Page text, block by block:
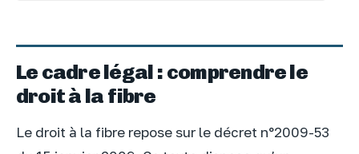
Le cadre légal : comprendre le
droit à la fibre
Le droit à la fibre repose sur le décret n°2009-53